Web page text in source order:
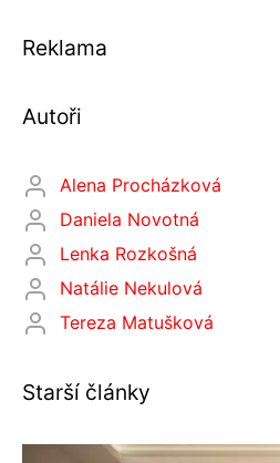
Reklama
Autoři
Alena Procházková
Daniela Novotná
Lenka Rozkošná
Natálie Nekulová
Tereza Matušková
Starší články